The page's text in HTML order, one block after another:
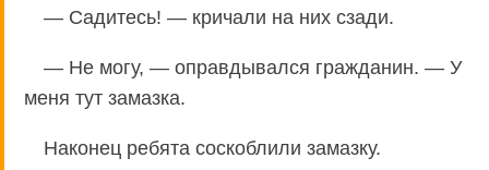
— Садитесь! — кричали на них сзади.
— Не могу, — оправдывался гражданин. — У
меня тут замазка.
Наконец ребята соскоблили замазку.